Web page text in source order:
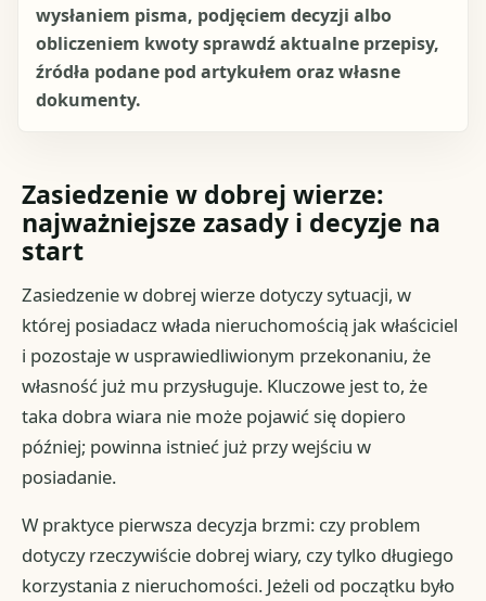
wysłaniem pisma, podjęciem decyzji albo
obliczeniem kwoty sprawdź aktualne przepisy,
źródła podane pod artykułem oraz własne
dokumenty.
Zasiedzenie w dobrej wierze:
najważniejsze zasady i decyzje na
start
Zasiedzenie w dobrej wierze dotyczy sytuacji, w
której posiadacz włada nieruchomością jak właściciel
i pozostaje w usprawiedliwionym przekonaniu, że
własność już mu przysługuje. Kluczowe jest to, że
taka dobra wiara nie może pojawić się dopiero
później; powinna istnieć już przy wejściu w
posiadanie.
W praktyce pierwsza decyzja brzmi: czy problem
dotyczy rzeczywiście dobrej wiary, czy tylko długiego
korzystania z nieruchomości. Jeżeli od początku było